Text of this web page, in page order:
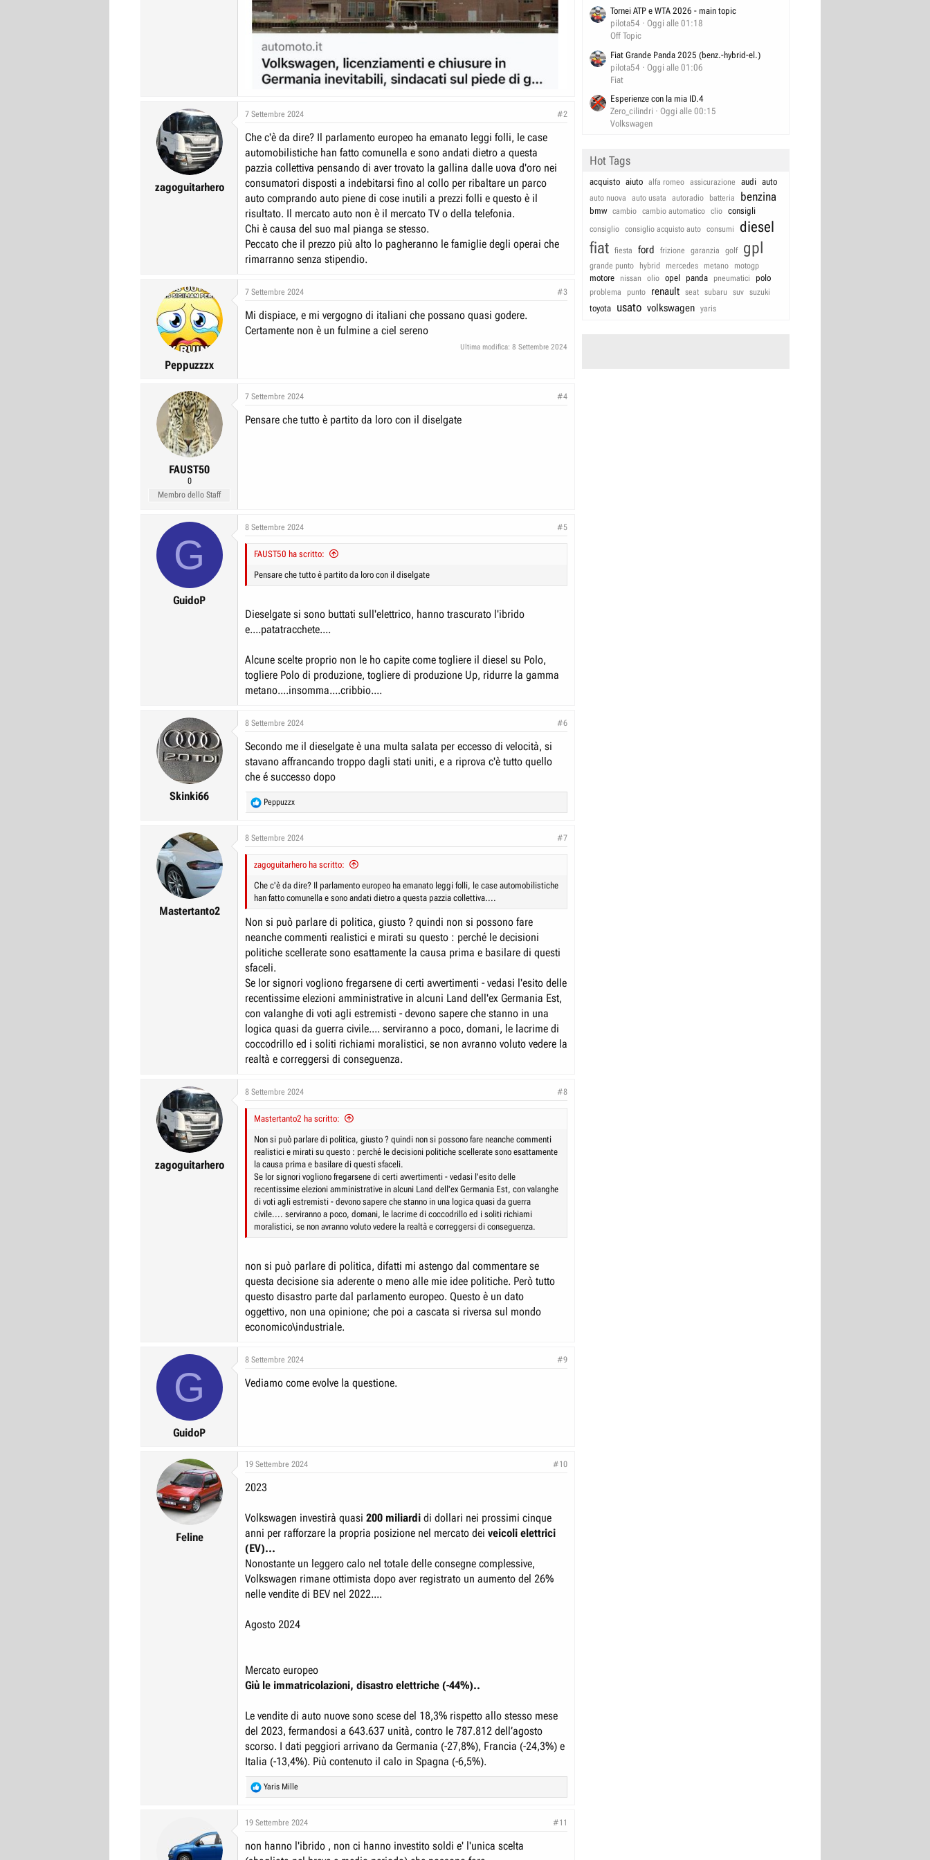
zagoguitarhero
7 Settembre 2024 #2
Che c'è da dire? Il parlamento europeo ha emanato leggi folli, le case
automobilistiche han fatto comunella e sono andati dietro a questa
pazzia collettiva pensando di aver trovato la gallina dalle uova d'oro nei
consumatori disposti a indebitarsi fino al collo per ribaltare un parco
auto comprando auto piene di cose inutili a prezzi folli e questo è il
risultato. Il mercato auto non è il mercato TV o della telefonia.
Chi è causa del suo mal pianga se stesso.
Peccato che il prezzo più alto lo pagheranno le famiglie degli operai che
rimarranno senza stipendio.
Peppuzzzx
7 Settembre 2024 #3
Mi dispiace, e mi vergogno di italiani che possano quasi godere.
Certamente non è un fulmine a ciel sereno
Ultima modifica: 8 Settembre 2024
FAUST50
0
Membro dello Staff
7 Settembre 2024 #4
Pensare che tutto è partito da loro con il diselgate
G
GuidoP
8 Settembre 2024 #5
FAUST50 ha scritto:
Pensare che tutto è partito da loro con il diselgate
Dieselgate si sono buttati sull'elettrico, hanno trascurato l'ibrido
e....patatracchete....
Alcune scelte proprio non le ho capite come togliere il diesel su Polo,
togliere Polo di produzione, togliere di produzione Up, ridurre la gamma
metano....insomma....cribbio....
Skinki66
8 Settembre 2024 #6
Secondo me il dieselgate è una multa salata per eccesso di velocità, si
stavano affrancando troppo dagli stati uniti, e a riprova c'è tutto quello
che é successo dopo
R
e
c
o
n
s
Peppuzzx
Mastertanto2
8 Settembre 2024 #7
zagoguitarhero ha scritto:
Che c'è da dire? Il parlamento europeo ha emanato leggi folli, le case automobilistiche
han fatto comunella e sono andati dietro a questa pazzia collettiva....
Non si può parlare di politica, giusto ? quindi non si possono fare
neanche commenti realistici e mirati su questo : perché le decisioni
politiche scellerate sono esattamente la causa prima e basilare di questi
sfaceli.
Se lor signori vogliono fregarsene di certi avvertimenti - vedasi l'esito delle
recentissime elezioni amministrative in alcuni Land dell'ex Germania Est,
con valanghe di voti agli estremisti - devono sapere che stanno in una
logica quasi da guerra civile.... serviranno a poco, domani, le lacrime di
coccodrillo ed i soliti richiami moralistici, se non avranno voluto vedere la
realtà e correggersi di conseguenza.
zagoguitarhero
8 Settembre 2024 #8
Mastertanto2 ha scritto:
Non si può parlare di politica, giusto ? quindi non si possono fare neanche commenti
realistici e mirati su questo : perché le decisioni politiche scellerate sono esattamente
la causa prima e basilare di questi sfaceli.
Se lor signori vogliono fregarsene di certi avvertimenti - vedasi l'esito delle
recentissime elezioni amministrative in alcuni Land dell'ex Germania Est, con valanghe
di voti agli estremisti - devono sapere che stanno in una logica quasi da guerra
civile.... serviranno a poco, domani, le lacrime di coccodrillo ed i soliti richiami
moralistici, se non avranno voluto vedere la realtà e correggersi di conseguenza.
non si può parlare di politica, difatti mi astengo dal commentare se
questa decisione sia aderente o meno alle mie idee politiche. Però tutto
questo disastro parte dal parlamento europeo. Questo è un dato
oggettivo, non una opinione; che poi a cascata si riversa sul mondo
economico\industriale.
G
GuidoP
8 Settembre 2024 #9
Vediamo come evolve la questione.
Feline
19 Settembre 2024 #10
2023
Volkswagen investirà quasi 200 miliardi di dollari nei prossimi cinque
anni per rafforzare la propria posizione nel mercato dei veicoli elettrici
(EV)...
Nonostante un leggero calo nel totale delle consegne complessive,
Volkswagen rimane ottimista dopo aver registrato un aumento del 26%
nelle vendite di BEV nel 2022....
Agosto 2024
Mercato europeo
Giù le immatricolazioni, disastro elettriche (-44%)..
Le vendite di auto nuove sono scese del 18,3% rispetto allo stesso mese
del 2023, fermandosi a 643.637 unità, contro le 787.812 dell’agosto
scorso. I dati peggiori arrivano da Germania (-27,8%), Francia (-24,3%) e
Italia (-13,4%). Più contenuto il calo in Spagna (-6,5%).
R
e
c
Yaris Mille
19 Settembre 2024 #11
non hanno l'ibrido , non ci hanno investito soldi e' l'unica scelta
Tornei ATP e WTA 2026 - main topic
pilota54
Oggi alle 01:18
Off Topic
Fiat Grande Panda 2025 (benz.-hybrid-el.)
pilota54
Oggi alle 01:06
Fiat
Esperienze con la mia ID.4
Zero_cilindri
Oggi alle 00:15
Volkswagen
Hot Tags
acquisto aiuto alfa romeo assicurazione audi auto
auto nuova auto usata autoradio batteria benzina
bmw cambio cambio automatico clio consigli
consiglio consiglio acquisto auto consumi diesel
fiat fiesta ford frizione garanzia golf gpl
grande punto hybrid mercedes metano motogp
motore nissan olio opel panda pneumatici polo
problema punto renault seat subaru suv suzuki
toyota usato volkswagen yaris